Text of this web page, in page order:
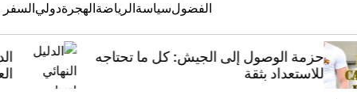
الفضولسياسة الرياضة الهجرةدولي السفر
الدليل النهائي لتنظيم حفلات توديع
العزوبية في ملقا: أفكار مبتكرة وخطط